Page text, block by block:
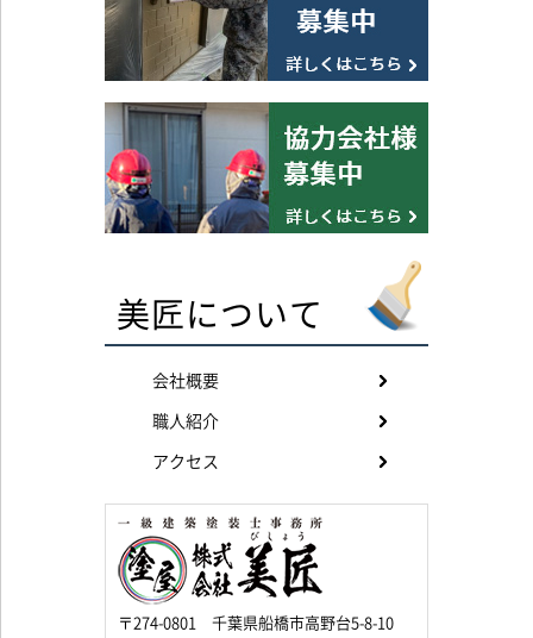
美匠について
会社概要
職人紹介
アクセス
〒274-0801 千葉県船橋市高野台5-8-10